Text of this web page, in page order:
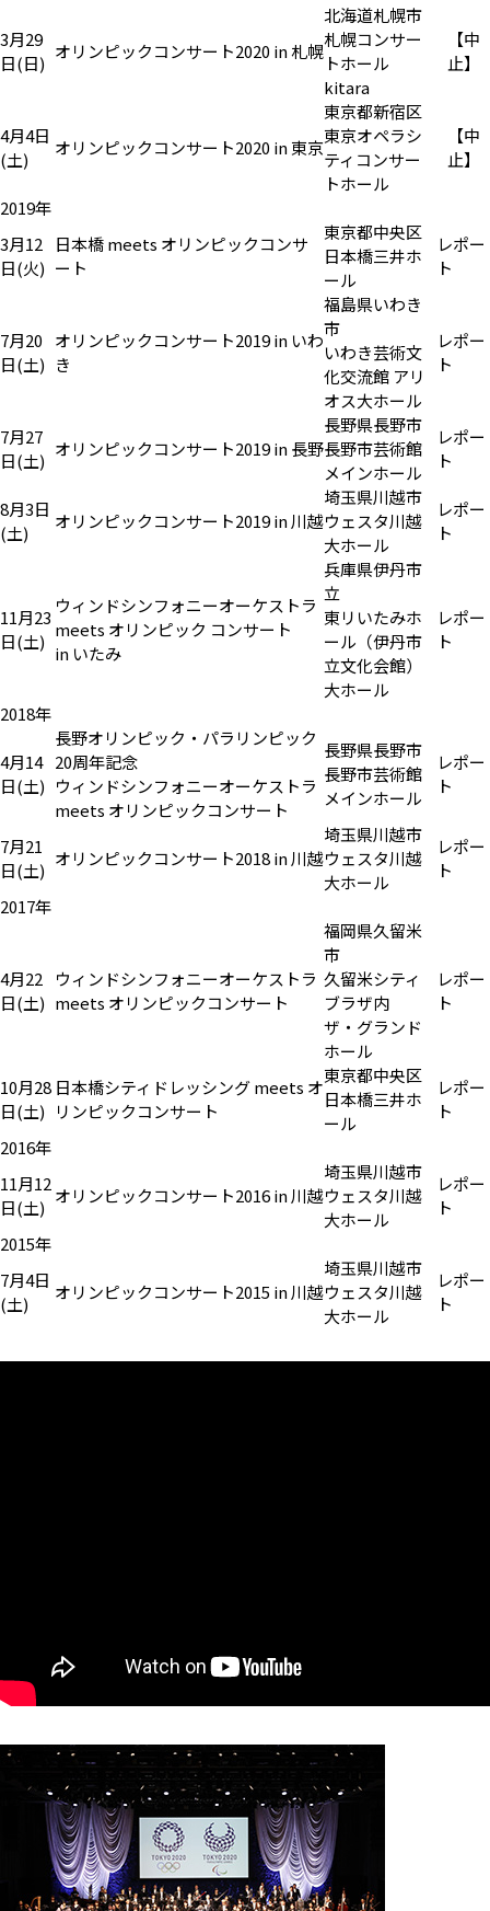
3月29
日(日)
オリンピックコンサート2020 in 札幌
北海道札幌市
札幌コンサー
トホール
kitara
【中
止】
4月4日
(土)
オリンピックコンサート2020 in 東京
東京都新宿区
東京オペラシ
ティコンサー
トホール
【中
止】
2019年
3月12
日(火)
日本橋 meets オリンピックコンサ
ート
東京都中央区
日本橋三井ホ
ール
レポー
ト
7月20
日(土)
オリンピックコンサート2019 in いわ
き
福島県いわき
市
いわき芸術文
化交流館 アリ
オス大ホール
レポー
ト
7月27
日(土)
オリンピックコンサート2019 in 長野
長野県長野市
長野市芸術館
メインホール
レポー
ト
8月3日
(土)
オリンピックコンサート2019 in 川越
埼玉県川越市
ウェスタ川越
大ホール
レポー
ト
11月23
日(土)
ウィンドシンフォニーオーケストラ
meets オリンピック コンサート
in いたみ
兵庫県伊丹市
立
東リいたみホ
ール（伊丹市
立文化会館）
大ホール
レポー
ト
2018年
4月14
日(土)
長野オリンピック・パラリンピック
20周年記念
ウィンドシンフォニーオーケストラ
meets オリンピックコンサート
長野県長野市
長野市芸術館
メインホール
レポー
ト
7月21
日(土)
オリンピックコンサート2018 in 川越
埼玉県川越市
ウェスタ川越
大ホール
レポー
ト
2017年
4月22
日(土)
ウィンドシンフォニーオーケストラ
meets オリンピックコンサート
福岡県久留米
市
久留米シティ
ブラザ内
ザ・グランド
ホール
レポー
ト
10月28
日(土)
日本橋シティドレッシング meets オ
リンピックコンサート
東京都中央区
日本橋三井ホ
ール
レポー
ト
2016年
11月12
日(土)
オリンピックコンサート2016 in 川越
埼玉県川越市
ウェスタ川越
大ホール
レポー
ト
2015年
7月4日
(土)
オリンピックコンサート2015 in 川越
埼玉県川越市
ウェスタ川越
大ホール
レポー
ト